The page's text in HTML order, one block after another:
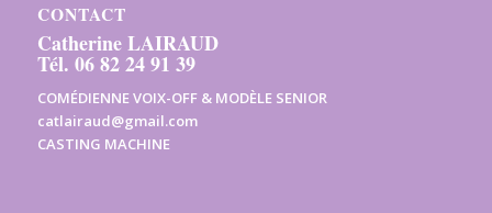
CONTACT
Catherine LAIRAUD
Tél. 06 82 24 91 39
COMÉDIENNE VOIX-OFF & MODÈLE SENIOR
catlairaud@gmail.com
CASTING MACHINE